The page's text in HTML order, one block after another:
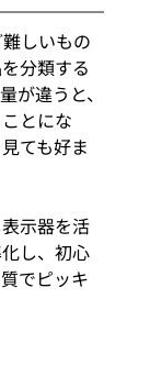
しいもの
分類する
が違うと、
とにな
ても好ま
示器を活
し、初心
でピッキ